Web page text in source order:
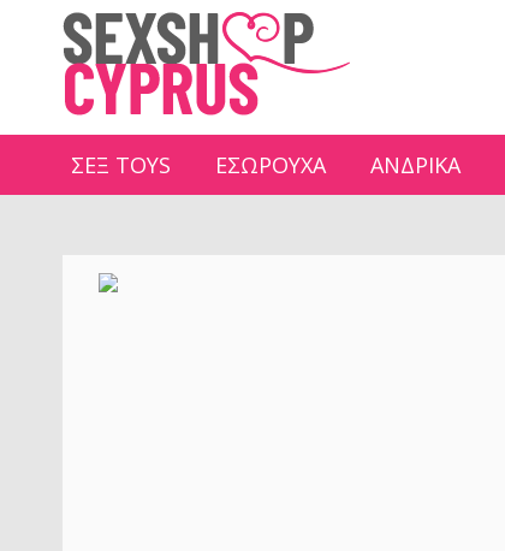
ΣΕΞ TOYS ΕΣΩΡΟΥΧΑ ΑΝΔΡΙΚΑ